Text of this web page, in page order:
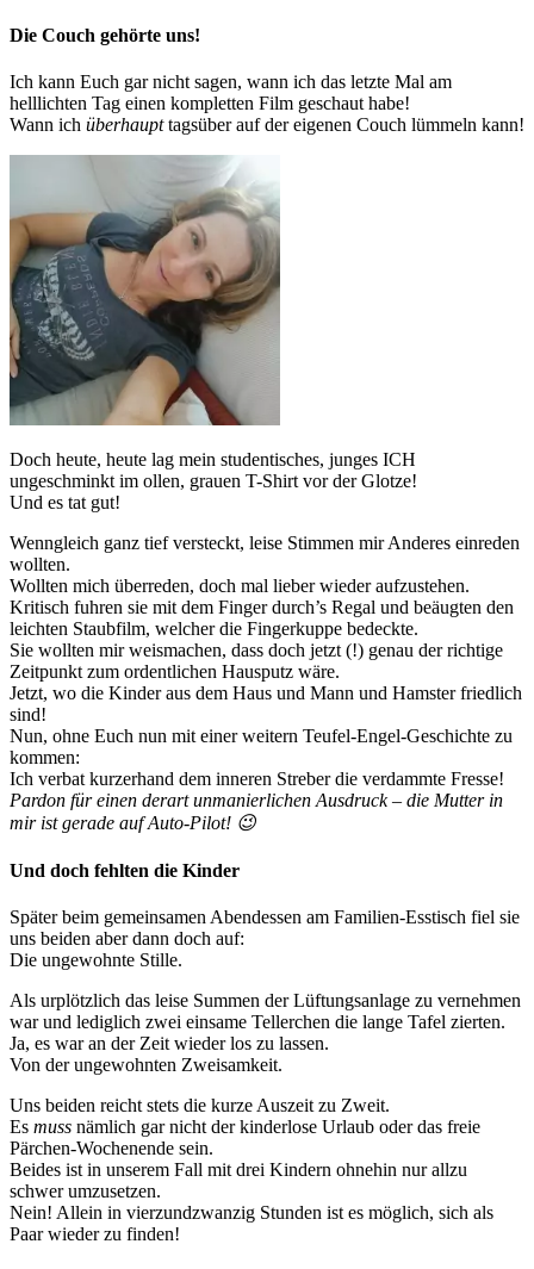
Die Couch gehörte uns!
Ich kann Euch gar nicht sagen, wann ich das letzte Mal am
helllichten Tag einen kompletten Film geschaut habe!
Wann ich überhaupttagsüber auf der eigenen Couch lümmeln kann!
Doch heute, heute lag mein studentisches, junges ICH
ungeschminkt im ollen, grauen T-Shirt vor der Glotze!
Und es tat gut!
Wenngleich ganz tief versteckt, leise Stimmen mir Anderes einreden
wollten.
Wollten mich überreden, doch mal lieber wieder aufzustehen.
Kritisch fuhren sie mit dem Finger durch’s Regal und beäugten den
leichten Staubfilm, welcher die Fingerkuppe bedeckte.
Sie wollten mir weismachen, dass doch jetzt (!) genau der richtige
Zeitpunkt zum ordentlichen Hausputz wäre.
Jetzt, wo die Kinder aus dem Haus und Mann und Hamster friedlich
sind!
Nun, ohne Euch nun mit einer weitern Teufel-Engel-Geschichte zu
kommen:
Ich verbat kurzerhand dem inneren Streber die verdammte Fresse!
Pardon für einen derart unmanierlichen Ausdruck – die Mutter in
mir ist gerade auf Auto-Pilot! 😉
Und doch fehlten die Kinder
Später beim gemeinsamen Abendessen am Familien-Esstisch fiel sie
uns beiden aber dann doch auf:
Die ungewohnte Stille.
Als urplötzlich das leise Summen der Lüftungsanlage zu vernehmen
war und lediglich zwei einsame Tellerchen die lange Tafel zierten.
Ja, es war an der Zeit wieder los zu lassen.
Von der ungewohnten Zweisamkeit.
Uns beiden reicht stets die kurze Auszeit zu Zweit.
Es muss nämlich gar nicht der kinderlose Urlaub oder das freie
Pärchen-Wochenende sein.
Beides ist in unserem Fall mit drei Kindern ohnehin nur allzu
schwer umzusetzen.
Nein! Allein in vierzundzwanzig Stunden ist es möglich, sich als
Paar wieder zu finden!